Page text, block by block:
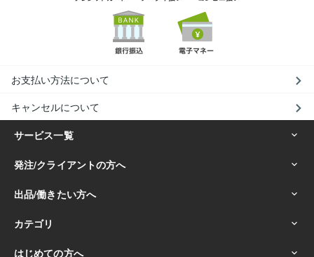
お支払い方法について
キャンセルについて